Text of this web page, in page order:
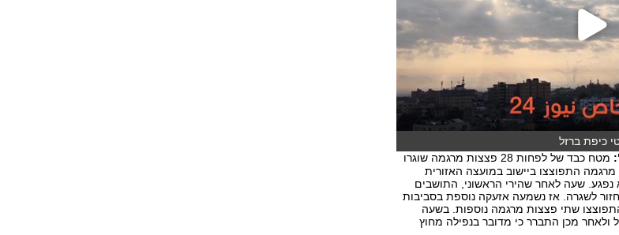
כיפת ברזל
מטח כבד של לפחות 28 פצצות מרגמה שוגרו
התפוצצו ביישוב במועצה האזורית
שעה לאחר שהירי הראשוני, התושבים
לשגרה. אז נשמעה אזעקה נוספת בסביבות
התפוצצו שתי פצצות מרגמה נוספות. בשעה
ולאחר מכן התברר כי מדובר בנפילה מחוץ